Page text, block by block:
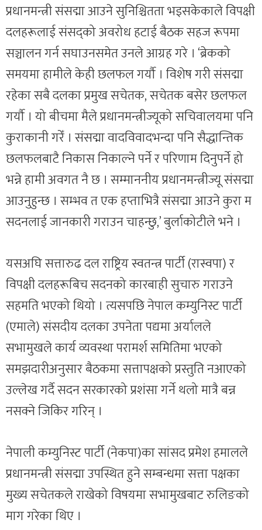
प्रधानमन्त्री संसद्मा आउने सुनिश्चितता भइसकेकाले विपक्षी
दलहरूलाई संसद्को अवरोध हटाई बैठक सहज रूपमा
सञ्चालन गर्न सघाउनसमेत उनले आग्रह गरे । ‘ब्रेकको
समयमा हामीले केही छलफल गर्यौ । विशेष गरी संसद्मा
रहेका सबै दलका प्रमुख सचेतक, सचेतक बसेर छलफल
गर्यौ । यो बीचमा मैले प्रधानमन्त्रीज्यूको सचिवालयमा पनि
कुराकानी गरेँ । संसद्मा वादविवादभन्दा पनि सैद्धान्तिक
छलफलबाटै निकास निकाल्ने पर्ने र परिणाम दिनुपर्ने हो
भन्ने हामी अवगत नै छ । सम्माननीय प्रधानमन्त्रीज्यू संसद्मा
आउनुहुन्छ । सम्भव त एक हप्ताभित्रै संसद्मा आउने कुरा म
सदनलाई जानकारी गराउन चाहन्छु,’ बुर्लाकोटीले भने ।
यसअघि सत्तारुढ दल राष्ट्रिय स्वतन्त्र पार्टी (रास्वपा) र
विपक्षी दलहरूबिच सदनको कारबाही सुचारु गराउने
सहमति भएको थियो । त्यसपछि नेपाल कम्युनिस्ट पार्टी
(एमाले) संसदीय दलका उपनेता पद्यमा अर्यालले
सभामुखले कार्य व्यवस्था परामर्श समितिमा भएको
समझदारीअनुसार बैठकमा सत्तापक्षको प्रस्तुति नआएको
उल्लेख गर्दै सदन सरकारको प्रशंसा गर्ने थलो मात्रै बन्न
नसक्ने जिकिर गरिन् ।
नेपाली कम्युनिस्ट पार्टी (नेकपा)का सांसद प्रमेश हमालले
प्रधानमन्त्री संसद्मा उपस्थित हुने सम्बन्धमा सत्ता पक्षका
मुख्य सचेतकले राखेको विषयमा सभामुखबाट रुलिङको
माग गरेका थिए ।